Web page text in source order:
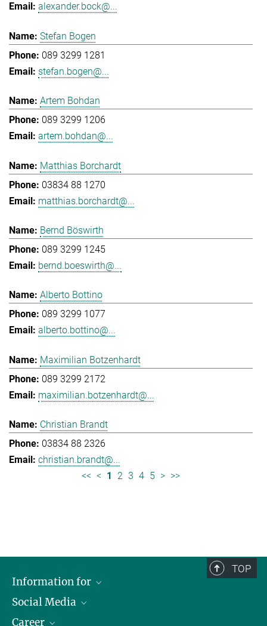
alexander.bock@...
Stefan Bogen
089 3299 1281
stefan.bogen@...
Artem Bohdan
089 3299 1206
artem.bohdan@...
Matthias Borchardt
03834 88 1270
matthias.borchardt@...
Bernd Böswirth
089 3299 1245
bernd.boeswirth@...
Alberto Bottino
089 3299 1077
alberto.bottino@...
Maximilian Botzenhardt
089 3299 2172
maximilian.botzenhardt@...
Christian Brandt
03834 88 2326
christian.brandt@...
<< < 1 2 3 4 5 > >>
TOP
Information for
Journalists
School
Social Media
LinkedIn
Career